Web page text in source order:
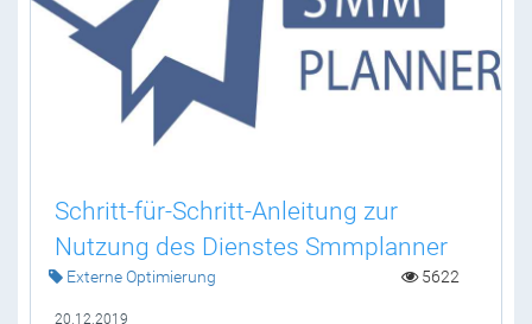
Schritt-für-Schritt-Anleitung zur
Nutzung des Dienstes Smmplanner
Externe Optimierung 5622
20.12.2019